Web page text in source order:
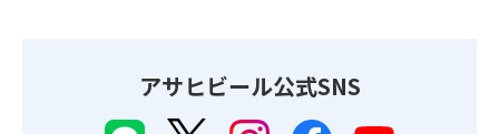
アサヒビール公式SNS